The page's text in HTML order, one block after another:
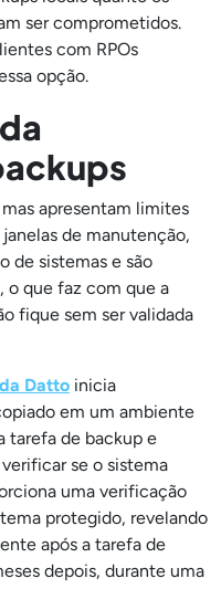
ser comprometidos.
com RPOs
opção.
apresentam limites
de manutenção,
de sistemas e são
o que faz com que a
fique sem ser validada
Datto inicia
em um ambiente
tarefa de backup e
se o sistema
uma verificação
protegido, revelando
após a tarefa de
depois, durante uma